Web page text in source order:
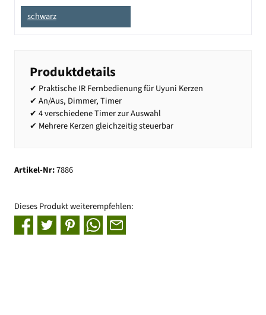
schwarz
Produktdetails
✔ Praktische IR Fernbedienung für Uyuni Kerzen
✔ An/Aus, Dimmer, Timer
✔ 4 verschiedene Timer zur Auswahl
✔ Mehrere Kerzen gleichzeitig steuerbar
Artikel-Nr:7886
Dieses Produkt weiterempfehlen: